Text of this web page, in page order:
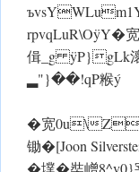
rpvqLuR\O
偮_g ÿP}gLk瀤
▂"}��!qP糇ý
�宽0u\
锄�[Joon
�墣�奘嶒